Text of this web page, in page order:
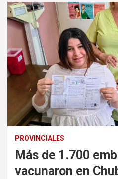
PROVINCIALES
Más de 1.700
vacunaron en